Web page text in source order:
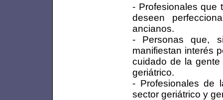
- Profesionales que
deseen
ancianos.
- Personas que,
manifiestan interés
cuidado de la
geriátrico.
- Profesionales de
sector geriátrico y